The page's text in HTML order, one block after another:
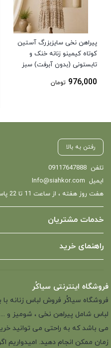
پیراهن نخی سایزبزرگ آستین
کوتاه کیمینو زنانه خنک و
تابستونی (بدون آبرفت) سبز
976,000 تومان
رفتن به بالا
تلفن 09117647888
ایمیل Info@siahkor.com
هفت روز هفته ، از ساعت 11 تا 22 پاسخگوی شما هستیم.
خدمات مشتریان
راهنمای خرید
فروشگاه اینترنتی سیاکُر
لباس شامل پیراهن نخی ، شومیز و
می باشد که به راحتی می توانید
زمان ممکن انجام دهید. امیدواریم